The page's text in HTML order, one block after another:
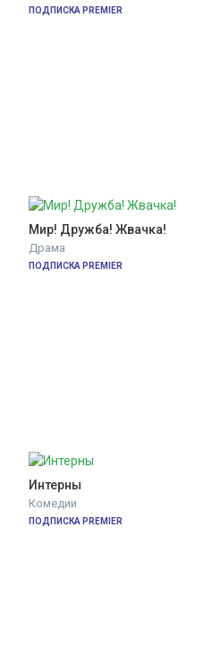
ПОДПИСКА PREMIER
Мир! Дружба! Жвачка!
Драма
ПОДПИСКА PREMIER
Интерны
Комедии
ПОДПИСКА PREMIER